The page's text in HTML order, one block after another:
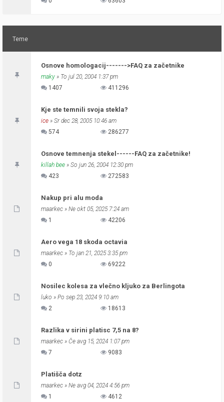
Teme
Osnove homologacij------->FAQ za začetnike
maky » To jul 20, 2004 1:37 pm
1407
411296
Kje ste temnili svoja stekla?
ice » Sr dec 28, 2005 10:46 am
574
286277
Osnove temnenja stekel------FAQ za začetnike!
killah bee » So jun 26, 2004 12:30 pm
423
272583
Nakup pri alu moda
maarkec » Ne okt 05, 2025 7:24 am
1
42206
Aero vega 18 skoda octavia
maarkec » To jan 21, 2025 3:35 pm
0
69222
Nosilec kolesa za vlečno kljuko za Berlingota
luko » Po sep 23, 2024 9:10 am
2
18613
Razlika v sirini platisc 7,5 na 8?
maarkec » Če avg 15, 2024 1:07 pm
7
9083
Platišča dotz
maarkec » Ne avg 04, 2024 4:56 pm
1
4612